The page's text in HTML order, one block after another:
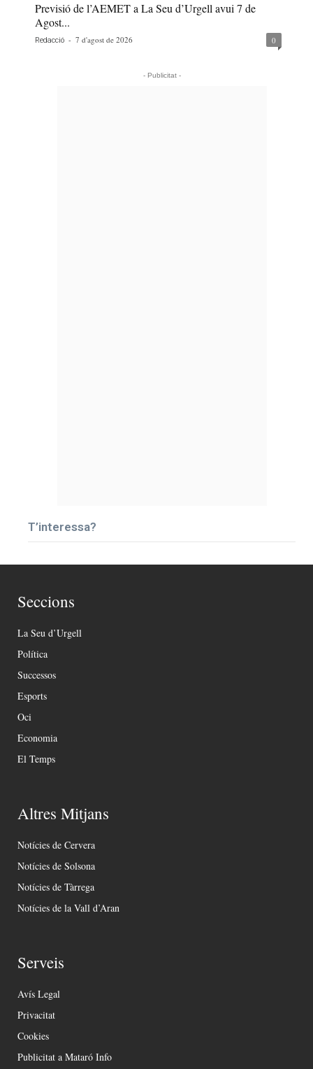
Previsió de l’AEMET a La Seu d’Urgell avui 7 de
Agost...
Redacció - 7 d'agost de 2026 0
- Publicitat -
T’interessa?
Seccions
La Seu d’Urgell
Política
Successos
Esports
Oci
Economia
El Temps
Altres Mitjans
Notícies de Cervera
Notícies de Solsona
Notícies de Tàrrega
Notícies de la Vall d’Aran
Serveis
Avís Legal
Privacitat
Cookies
Publicitat a Mataró Info